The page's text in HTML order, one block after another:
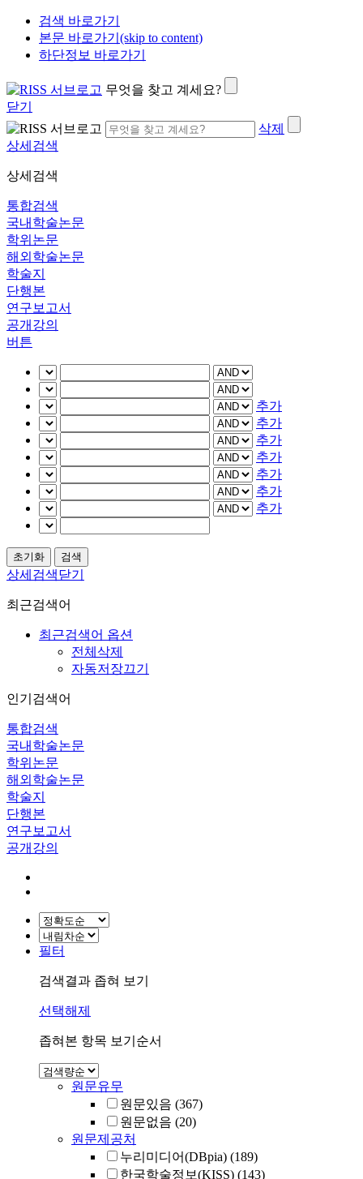
검색 바로가기
본문 바로가기(skip to content)
하단정보 바로가기
무엇을 찾고 계세요?
닫기
삭제
상세검색
상세검색
통합검색
국내학술논문
학위논문
해외학술논문
학술지
단행본
연구보고서
공개강의
버튼
추가
추가
추가
추가
추가
추가
추가
상세검색닫기
최근검색어
최근검색어 옵션
전체삭제
자동저장끄기
인기검색어
통합검색
국내학술논문
학위논문
해외학술논문
학술지
단행본
연구보고서
공개강의
필터
검색결과 좁혀 보기
선택해제
좁혀본 항목 보기순서
원문유무
원문있음 (367)
원문없음 (20)
원문제공처
누리미디어(DBpia) (189)
한국학술정보(KISS) (143)